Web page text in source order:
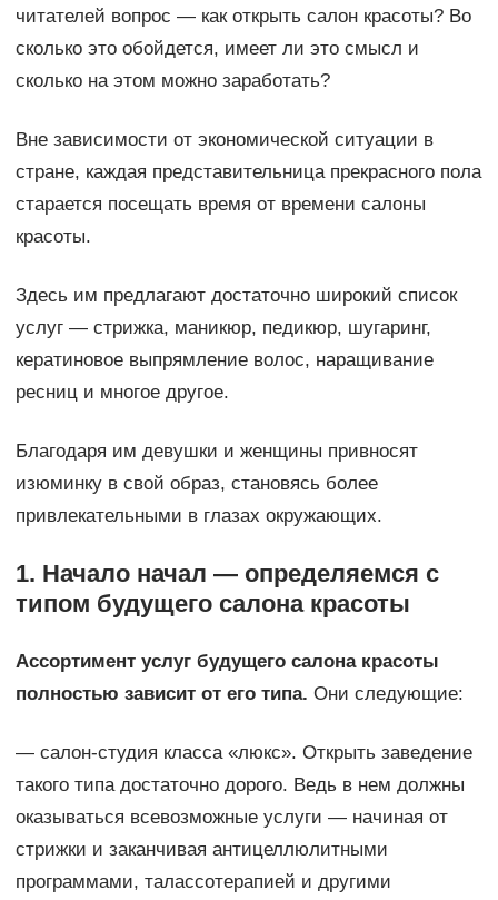
читателей вопрос — как открыть салон красоты? Во
сколько это обойдется, имеет ли это смысл и
сколько на этом можно заработать?
Вне зависимости от экономической ситуации в
стране, каждая представительница прекрасного пола
старается посещать время от времени салоны
красоты.
Здесь им предлагают достаточно широкий список
услуг — стрижка, маникюр, педикюр, шугаринг,
кератиновое выпрямление волос, наращивание
ресниц и многое другое.
Благодаря им девушки и женщины привносят
изюминку в свой образ, становясь более
привлекательными в глазах окружающих.
1. Начало начал — определяемся с
типом будущего салона красоты
Ассортимент услуг будущего салона красоты
полностью зависит от его типа. Они следующие:
— салон-студия класса «люкс». Открыть заведение
такого типа достаточно дорого. Ведь в нем должны
оказываться всевозможные услуги — начиная от
стрижки и заканчивая антицеллюлитными
программами, талассотерапией и другими